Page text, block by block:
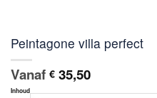
Peintagone villa perfect
Vanaf € 35,50
Inhoud